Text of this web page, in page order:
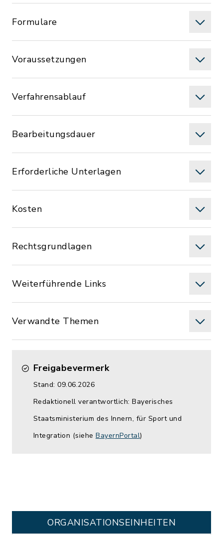
Formulare
Voraussetzungen
Verfahrensablauf
Bearbeitungsdauer
Erforderliche Unterlagen
Kosten
Rechtsgrundlagen
Weiterführende Links
Verwandte Themen
Freigabevermerk
Stand: 09.06.2026
Redaktionell verantwortlich: Bayerisches
Staatsministerium des Innern, für Sport und
Integration (siehe BayernPortal)
ORGANISATIONS­EINHEITEN